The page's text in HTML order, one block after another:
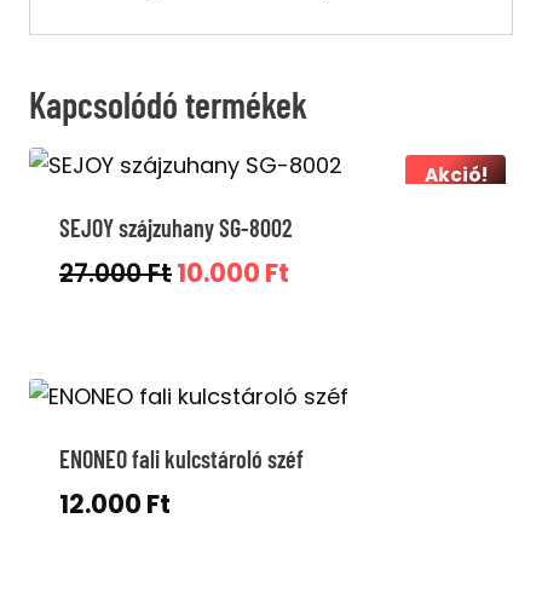
Kapcsolódó termékek
Akció!
SEJOY szájzuhany SG-8002
27.000FtOriginal
27.000 Ft.
10.000 Ft
10.000 Ft.
ENONEO fali kulcstároló széf
12.000 Ft